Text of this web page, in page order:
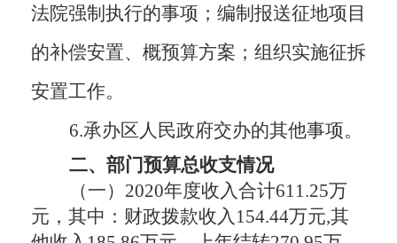
法院强制执行的事项；编制报送征地项目
的补偿安置、概预算方案；组织实施征拆
安置工作。
6.承办区人民政府交办的其他事项。
二、 部门预算总收支情况
（一） 2020年度收入合计611.25万
元，其中：财政拨款收入 154.44万元,其